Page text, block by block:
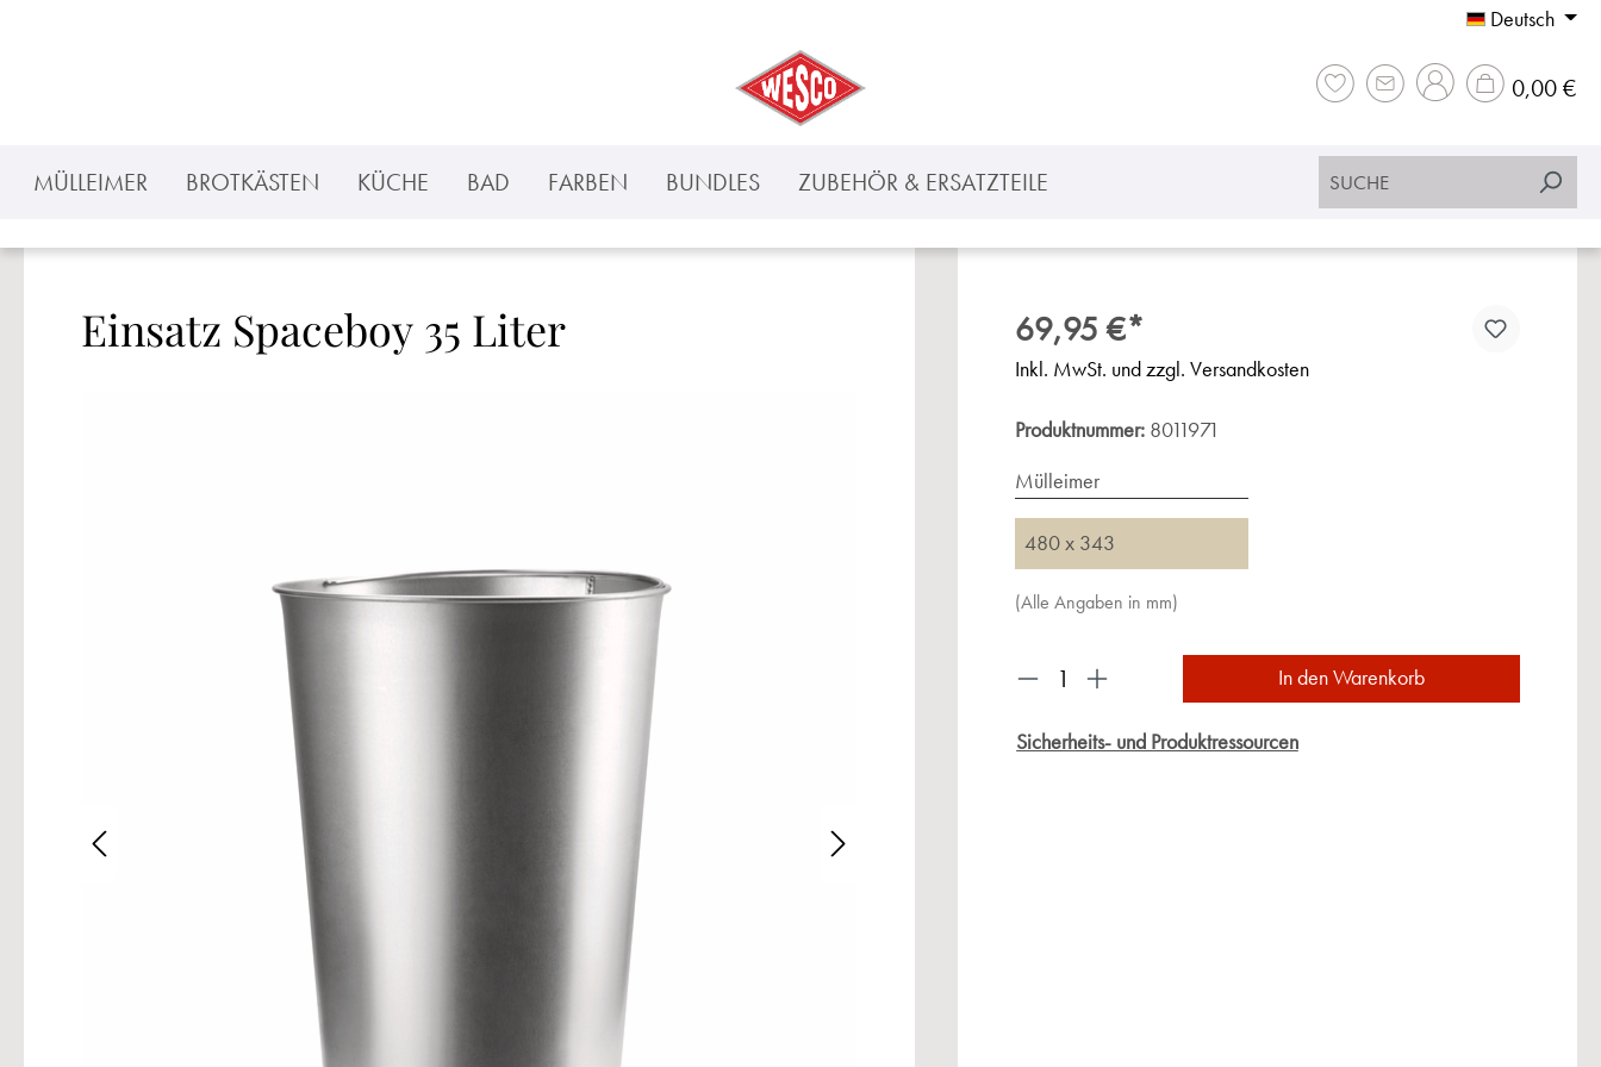
Deutsch
0,00 €
MÜLLEIMER BROTKÄSTEN KÜCHE BAD FARBEN BUNDLES ZUBEHÖR & ERSATZTEILE
Einsatz Spaceboy 35 Liter
Bildergalerie überspringen
69,95 €*
Inkl. MwSt. und zzgl. Versandkosten
Produktnummer: 8011971
Mülleimer
480 x 343
(Alle Angaben in mm)
Produkt Anzahl: Gib den gewünschten Wert ein
In den Warenkorb
Sicherheits- und Produktressourcen